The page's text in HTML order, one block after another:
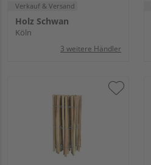
Verkauf & Versand
Holz Schwan
Köln
3 weitere Händler